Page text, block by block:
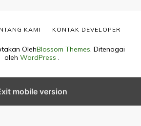
OlehBlossom Themes. Ditenagai
oleh WordPress .
KAMI KONTAK DEVELOPER
mobile version